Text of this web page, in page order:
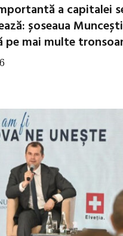
a capitalei
șoseaua
pe mai multe